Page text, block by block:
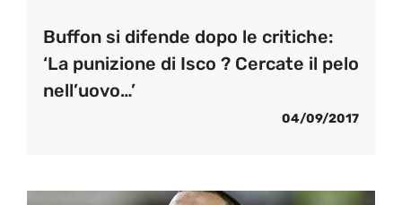
Buffon si difende dopo le critiche:
‘La punizione di Isco ? Cercate il pelo
nell’uovo…’
04/09/2017